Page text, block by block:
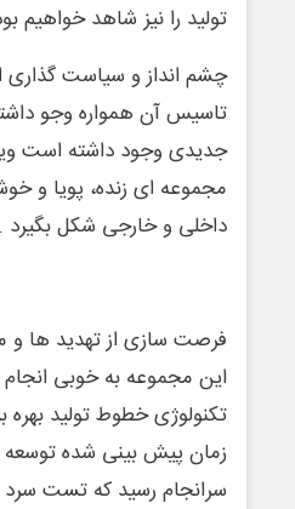
تولید را نیز شاهد خواهیم
چشم انداز و سیاست گذاری
تاسیس آن همواره وجو
جدیدی وجود داشته است
مجموعه ای زنده، پویا و
داخلی و خارجی شکل بگیرد .
فرصت سازی از تهدید ها و
این مجموعه به خوبی انجام
تکنولوژی خطوط تولید
زمان پیش بینی شده توسعه
سرانجام رسید که تست